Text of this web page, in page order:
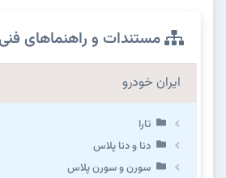
مستندات و راهنماهای
ایران خودرو
تارا
دنا و دنا پلاس
سورن و سورن پلاس